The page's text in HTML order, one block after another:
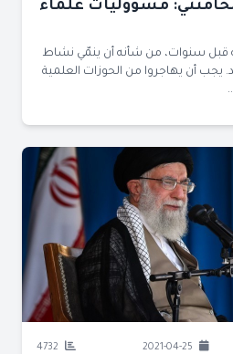
مسؤوليات علماء
قبل سنوات، من شأنه أن ينمّي نشاط
يجب أن يهاجروا من الحوزات العلمية